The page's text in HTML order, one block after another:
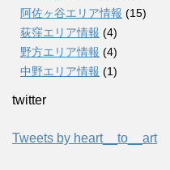
阿佐ヶ谷エリア情報 (15)
荻窪エリア情報 (4)
野方エリア情報 (4)
中野エリア情報 (1)
twitter
Tweets by heart__to__art